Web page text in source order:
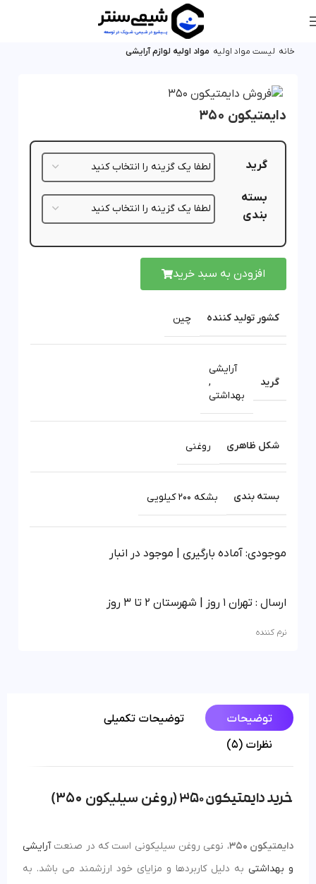
خانه لیست مواد اولیه مواد اولیه لوازم آرایشی
دایمتیکون 350
گرید
بسته
بندی
افزودن به سبد خرید
کشور تولید کننده چین
گرید
آرایشی
,
بهداشتی
شکل ظاهری روغنی
بسته بندی بشکه 200 کیلویی
موجودی: آماده بارگیری | موجود در انبار
ارسال : تهران 1 روز | شهرستان 2 تا 3 روز
نرم کننده
توضیحات
توضیحات تکمیلی
نظرات (5)
خرید دایمتیکون 350 (روغن سیلیکون 350 )
دایمتیکون 350 ، نوعی روغن سیلیکونی است که در صنعتآرایشی
و بهداشتی به دلیل کاربردها و مزایای خود ارزشمند می باشد. به